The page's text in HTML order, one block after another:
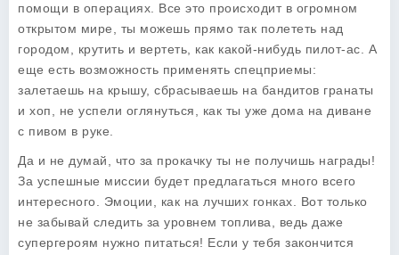
помощи в операциях. Все это происходит в огромном
открытом мире, ты можешь прямо так полететь над
городом, крутить и вертеть, как какой-нибудь пилот-ас. А
еще есть возможность применять спецприемы:
залетаешь на крышу, сбрасываешь на бандитов гранаты
и хоп, не успели оглянуться, как ты уже дома на диване
с пивом в руке.
Да и не думай, что за прокачку ты не получишь награды!
За успешные миссии будет предлагаться много всего
интересного. Эмоции, как на лучших гонках. Вот только
не забывай следить за уровнем топлива, ведь даже
супергероям нужно питаться! Если у тебя закончится